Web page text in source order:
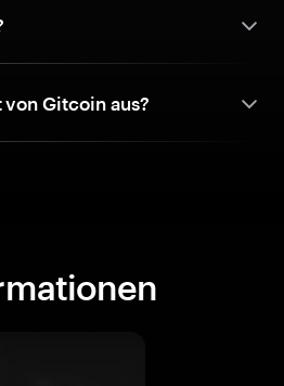
Gitcoin aus?